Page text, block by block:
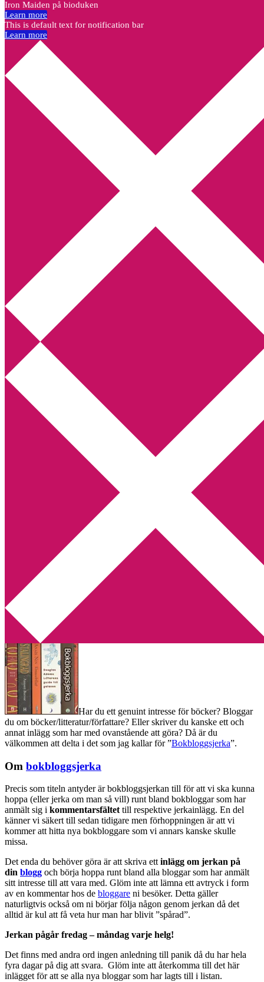
Annikas litteratur- och kulturblogg
Deckare, kriminalromaner, thrillers
Hem
Boktolva
Författarfemman
Kontakt
Webbshop Amazon
Utskriftscentralen
Min tv-blogg
You are here:Home Bokbloggsjerka
Bokbloggsjerka 25 – 28
Bokbloggsjerka 25 – 28 mars
2016-03-25 by
Har du ett genuint intresse för böcker? Bloggar
du om böcker/litteratur/författare? Eller skriver du kanske ett och
annat inlägg som har med ovanstående att göra? Då är du
välkommen att delta i det som jag kallar för ”Bokbloggsjerka”.
Om bokbloggsjerka
Precis som titeln antyder är bokbloggsjerkan till för att vi ska kunna
hoppa (eller jerka om man så vill) runt bland bokbloggar som har
anmält sig i kommentarsfältet till respektive jerkainlägg. En del
känner vi säkert till sedan tidigare men förhoppningen är att vi
kommer att hitta nya bokbloggare som vi annars kanske skulle
missa.
Det enda du behöver göra är att skriva ett inlägg om jerkan på
din blogg och börja hoppa runt bland alla bloggar som har anmält
sitt intresse till att vara med. Glöm inte att lämna ett avtryck i form
av en kommentar hos de bloggare ni besöker. Detta gäller
naturligtvis också om ni börjar följa någon genom jerkan då det
alltid är kul att få veta hur man har blivit ”spårad”.
Jerkan pågår fredag – måndag varje helg!
Det finns med andra ord ingen anledning till panik då du har hela
fyra dagar på dig att svara. Glöm inte att återkomma till det här
inlägget för att se alla nya bloggar som har lagts till i listan.
Iron Maiden på bioduken
Learn more
This is default text for notification bar
Learn more